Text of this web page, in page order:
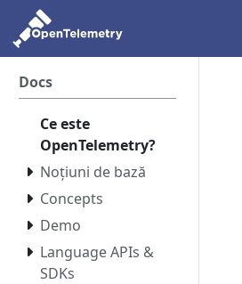
Docs
Ce este
OpenTelemetry?
Noțiuni de bază
Concepts
Demo
Language APIs &
SDKs